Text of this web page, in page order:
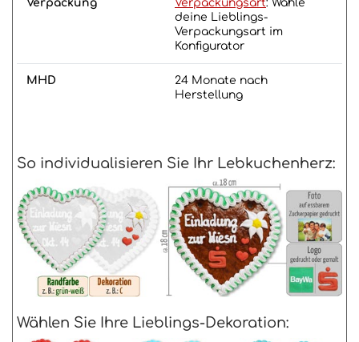
Verpackung Verpackungsart: Wähle
deine Lieblings-
Verpackungsart im
Konfigurator
MHD
24 Monate nach
Herstellung
So individualisieren Sie Ihr Lebkuchenherz:
Wählen Sie Ihre Lieblings-Dekoration: